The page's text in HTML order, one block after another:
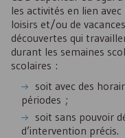
les activités en lien
loisirs et/ou de
découvertes qui
durant les semaines
scolaires :
soit avec des
périodes ;
soit sans pouvoir
d’intervention précis.